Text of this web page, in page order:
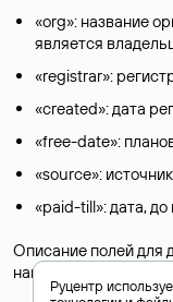
«org»: название
является
«registrar»:
«created»: дата
«free-date»:
«source»:
«paid-till»: дата,
Описание полей для
национальных
Руцентр